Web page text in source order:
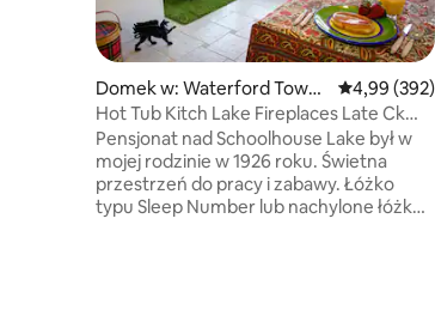
Domek w: Waterford Towns
hip
Średnia
4,99 (392)
Hot Tub Kitch Lake Fireplaces Late Ck
Out at GSL
Pensjonat nad Schoolhouse Lake był w
mojej rodzinie w 1926 roku. Świetna
przestrzeń do pracy i zabawy. Łóżko
typu Sleep Number lub nachylone łóżko